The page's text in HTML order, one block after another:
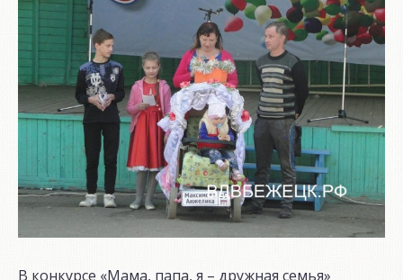
В конкурсе «Мама, папа, я – дружная семья»